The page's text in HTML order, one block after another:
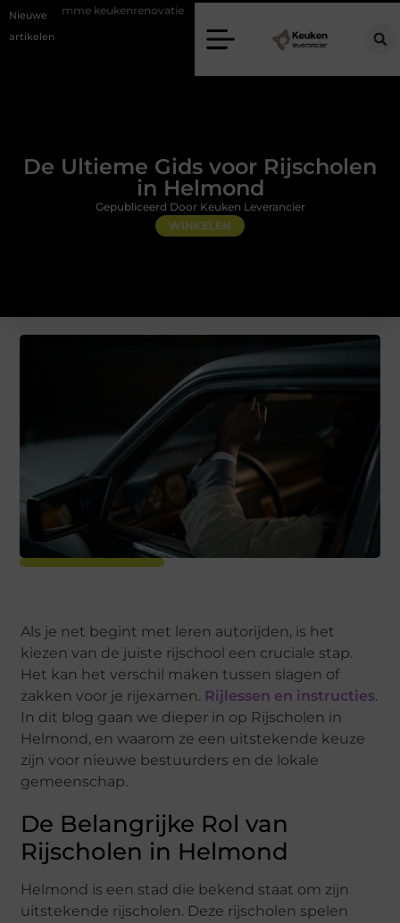
Nieuwe
artikelen
Fysiotherapie Alblasserdam: professionele
De Ultieme Gids voor Rijscholen
in Helmond
WINKELEN
Gepubliceerd Door Keuken Leverancier
Als je net begint met leren autorijden, is het
kiezen van de juiste rijschool een cruciale stap.
Het kan het verschil maken tussen slagen of
zakken voor je rijexamen. Rijlessen en instructies.
In dit blog gaan we dieper in op Rijscholen in
Helmond, en waarom ze een uitstekende keuze
zijn voor nieuwe bestuurders en de lokale
gemeenschap.
De Belangrijke Rol van
Rijscholen in Helmond
Helmond is een stad die bekend staat om zijn
uitstekende rijscholen. Deze rijscholen spelen